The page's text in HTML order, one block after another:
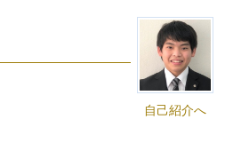
自己紹介へ